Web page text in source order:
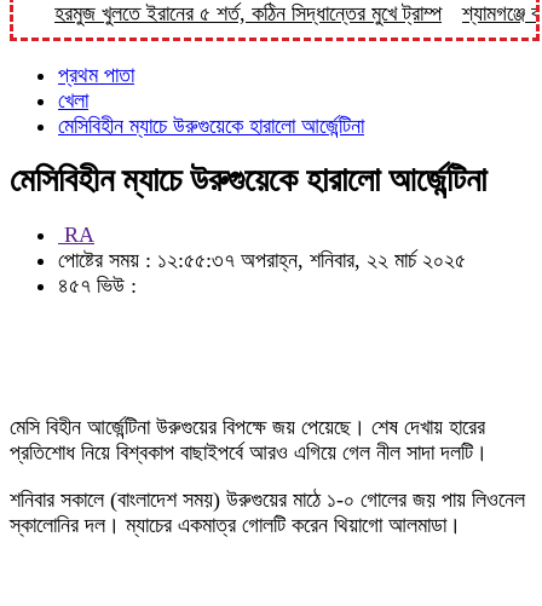
হরমুজ খুলতে ইরানের ৫ শর্ত, কঠিন সিদ্ধান্তের মুখে ট্রাম্প শ্যামগঞ্জে
প্রথম পাতা
খেলা
মেসিবিহীন ম্যাচে উরুগুয়েকে হারালো আর্জেন্টিনা
মেসিবিহীন ম্যাচে উরুগুয়েকে হারালো আর্জেন্টিনা
RA
পোষ্টের সময় : ১২:৫৫:৩৭ অপরাহ্ন, শনিবার, ২২ মার্চ ২০২৫
৪৫৭ ভিউ :
মেসি বিহীন আর্জেন্টিনা উরুগুয়ের বিপক্ষে জয় পেয়েছে। শেষ দেখায় হারের
প্রতিশোধ নিয়ে বিশ্বকাপ বাছাইপর্বে আরও এগিয়ে গেল নীল সাদা দলটি।
শনিবার সকালে (বাংলাদেশ সময়) উরুগুয়ের মাঠে ১-০ গোলের জয় পায় লিওনেল
স্কালোনির দল। ম্যাচের একমাত্র গোলটি করেন থিয়াগো আলমাডা।